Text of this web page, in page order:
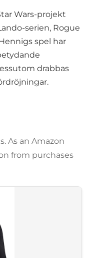
Wars-projekt
serien, Rogue
spel har
drabbas
As an Amazon
from purchases